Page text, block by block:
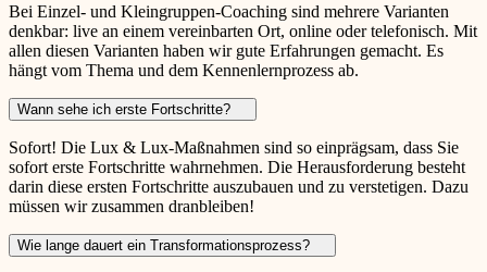
Bei Einzel- und Kleingruppen-Coaching sind mehrere Varianten
denkbar: live an einem vereinbarten Ort, online oder telefonisch. Mit
allen diesen Varianten haben wir gute Erfahrungen gemacht. Es
hängt vom Thema und dem Kennenlernprozess ab.
Wann sehe ich erste Fortschritte?
Sofort! Die Lux & Lux-Maßnahmen sind so einprägsam, dass Sie
sofort erste Fortschritte wahrnehmen. Die Herausforderung besteht
darin diese ersten Fortschritte auszubauen und zu verstetigen. Dazu
müssen wir zusammen dranbleiben!
Wie lange dauert ein Transformationsprozess?